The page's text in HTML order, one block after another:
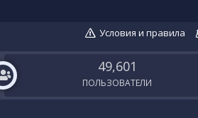
Условия и правила
49,601
ПОЛЬЗОВАТЕЛИ